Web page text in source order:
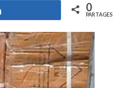
0
PARTAGES